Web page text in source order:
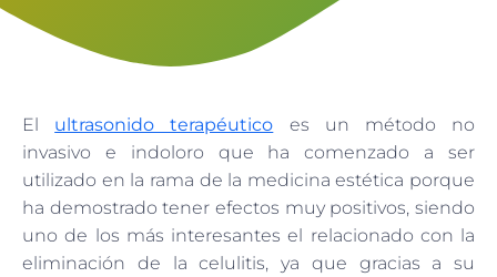
El ultrasonido terapéutico es un método no
invasivo e indoloro que ha comenzado a ser
utilizado en la rama de la medicina estética porque
ha demostrado tener efectos muy positivos, siendo
uno de los más interesantes el relacionado con la
eliminación de la celulitis, ya que gracias a su